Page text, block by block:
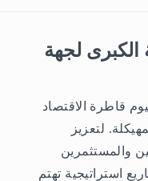
الكبرى لجهة
قاطرة الاقتصاد
لتعزيز
والمستثمرين
استراتيجية تهتم